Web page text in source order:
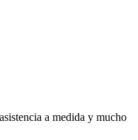
a medida y mucho